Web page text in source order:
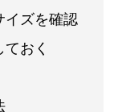
ズを確認
おく